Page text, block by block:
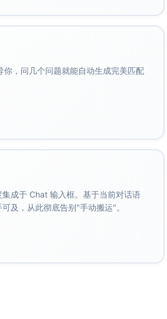
高）、中型（48dp高）和大型按
。
调整至4dp。
（以保持可点击性）。
决定，并保持左右最少16dp的内边
背景颜色（文本按钮）。
，问几个问题就能自动生成完美匹配
成于 Chat 输入框。基于当前对话语
及，从此彻底告别"手动搬运"。